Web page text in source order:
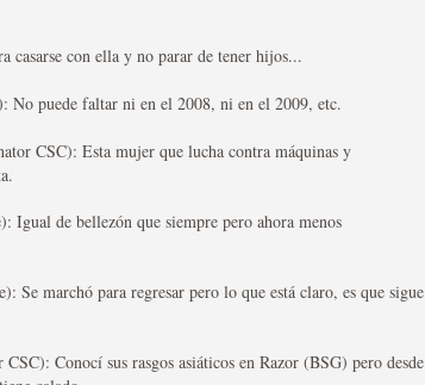
al año se superará
casarse con ella y no parar de tener hijos...
No puede faltar ni en el 2008, ni en el 2009, etc.
CSC): Esta mujer que lucha contra máquinas y
Igual de bellezón que siempre pero ahora menos
Se marchó para regresar pero lo que está claro, es que sigue
Conocí sus rasgos asiáticos en Razor (BSG) pero desde